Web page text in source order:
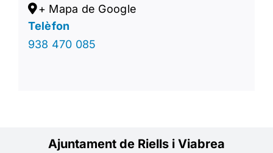
+ Mapa de Google
Telèfon
938 470 085
Ajuntament de Riells i Viabrea